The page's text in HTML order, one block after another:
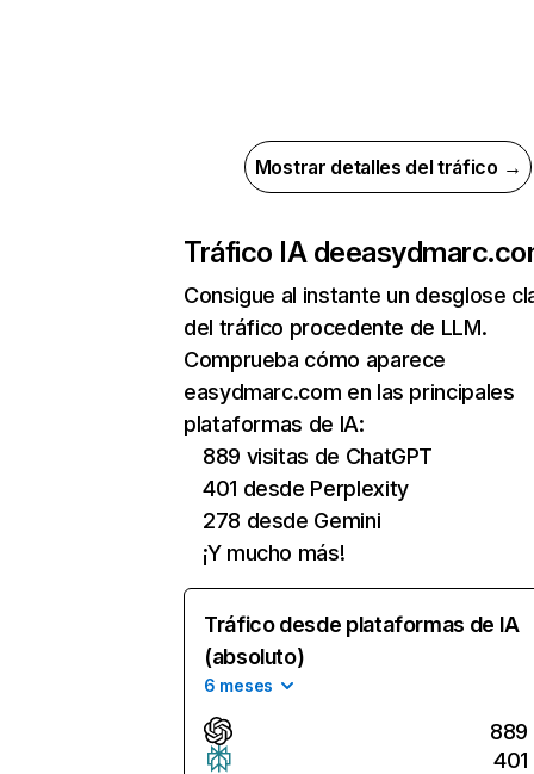
Mostrar detalles del tráfico →
Tráfico IA de
Consigue al instante un desglose
del tráfico procedente de LLM.
Comprueba cómo aparece
easydmarc.com en las principales
plataformas de IA:
889 visitas de ChatGPT
401 desde Perplexity
278 desde Gemini
¡Y mucho más!
Tráfico desde plataformas de IA
(absoluto)
6 meses
889
401